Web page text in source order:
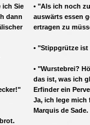
ich Sie
dann
• "Als ich noch
auswärts essen
ertragen zu
• "Stippgrütze
• "Wurstebrei?
das ist, was ich
Erfinder ein
Ja, ich lege mich
Marquis de